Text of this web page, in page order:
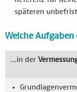
späteren
Welche
…in der